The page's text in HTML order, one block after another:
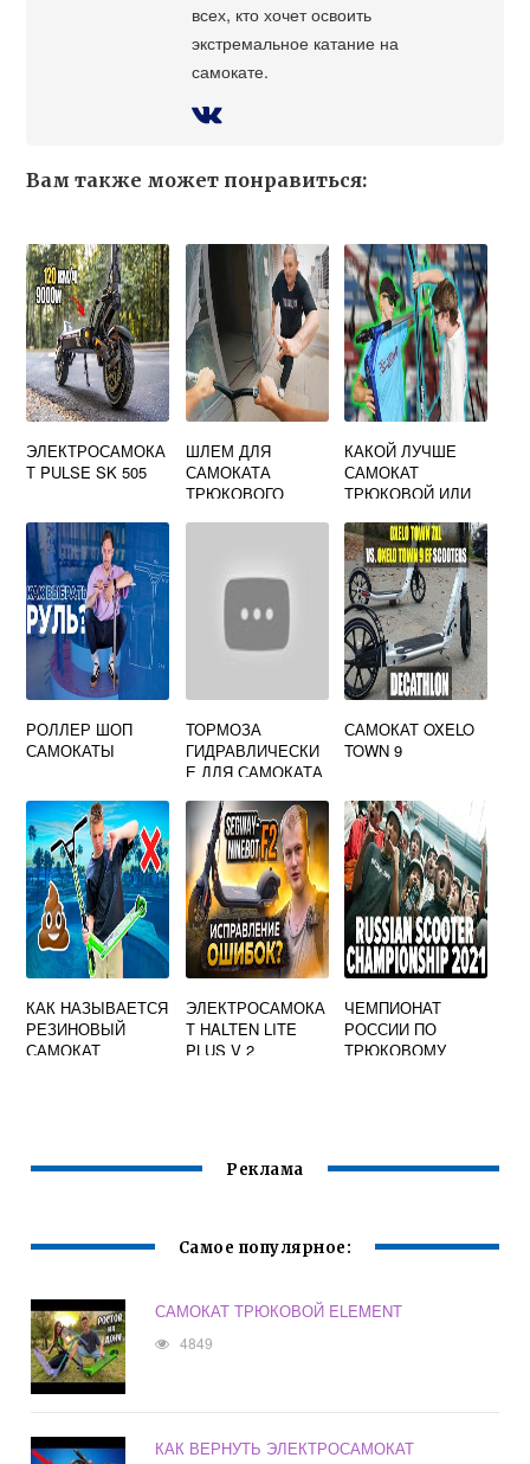
всех, кто хочет освоить
экстремальное катание на
самокате.
Вам также может понравиться:
ЭЛЕКТРОСАМОКА
Т PULSE SK 505
ШЛЕМ ДЛЯ
САМОКАТА
ТРЮКОВОГО
КАКОЙ ЛУЧШЕ
САМОКАТ
ТРЮКОВОЙ ИЛИ
РОЛЛЕР ШОП
САМОКАТЫ
ТОРМОЗА
ГИДРАВЛИЧЕСКИ
Е ДЛЯ САМОКАТА
САМОКАТ OXELO
TOWN 9
КАК НАЗЫВАЕТСЯ
РЕЗИНОВЫЙ
САМОКАТ
ЭЛЕКТРОСАМОКА
Т HALTEN LITE
PLUS V 2
ЧЕМПИОНАТ
РОССИИ ПО
ТРЮКОВОМУ
Реклама
Самое популярное:
САМОКАТ ТРЮКОВОЙ ELEMENT
4849
КАК ВЕРНУТЬ ЭЛЕКТРОСАМОКАТ